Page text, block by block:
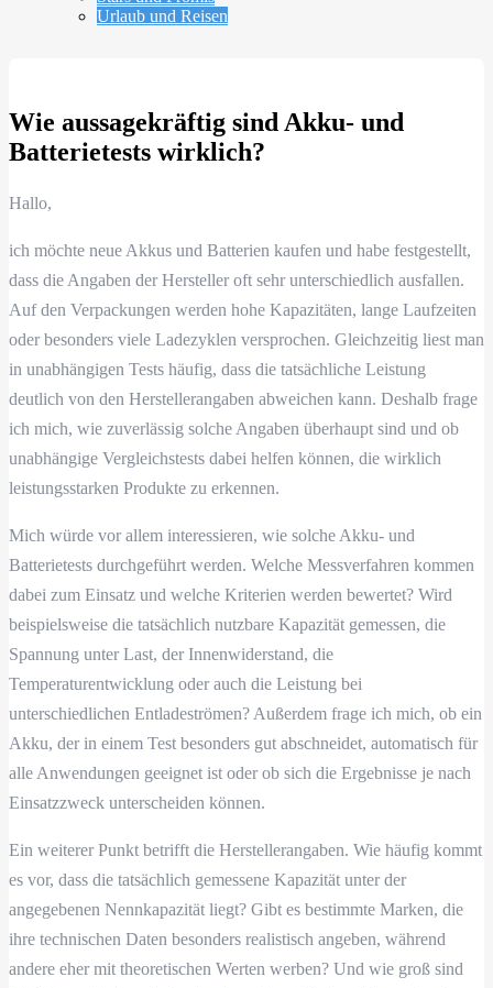
Urlaub und Reisen
Wie aussagekräftig sind Akku- und
Batterietests wirklich?
Hallo,
ich möchte neue Akkus und Batterien kaufen und habe festgestellt,
dass die Angaben der Hersteller oft sehr unterschiedlich ausfallen.
Auf den Verpackungen werden hohe Kapazitäten, lange Laufzeiten
oder besonders viele Ladezyklen versprochen. Gleichzeitig liest man
in unabhängigen Tests häufig, dass die tatsächliche Leistung
deutlich von den Herstellerangaben abweichen kann. Deshalb frage
ich mich, wie zuverlässig solche Angaben überhaupt sind und ob
unabhängige Vergleichstests dabei helfen können, die wirklich
leistungsstarken Produkte zu erkennen.
Mich würde vor allem interessieren, wie solche Akku- und
Batterietests durchgeführt werden. Welche Messverfahren kommen
dabei zum Einsatz und welche Kriterien werden bewertet? Wird
beispielsweise die tatsächlich nutzbare Kapazität gemessen, die
Spannung unter Last, der Innenwiderstand, die
Temperaturentwicklung oder auch die Leistung bei
unterschiedlichen Entladeströmen? Außerdem frage ich mich, ob ein
Akku, der in einem Test besonders gut abschneidet, automatisch für
alle Anwendungen geeignet ist oder ob sich die Ergebnisse je nach
Einsatzzweck unterscheiden können.
Ein weiterer Punkt betrifft die Herstellerangaben. Wie häufig kommt
es vor, dass die tatsächlich gemessene Kapazität unter der
angegebenen Nennkapazität liegt? Gibt es bestimmte Marken, die
ihre technischen Daten besonders realistisch angeben, während
andere eher mit theoretischen Werten werben? Und wie groß sind